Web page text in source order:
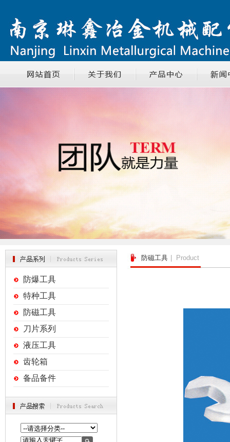
防爆工具
特种工具
防磁工具
刀片系列
液压工具
齿轮箱
备品备件
防磁工具 | Product